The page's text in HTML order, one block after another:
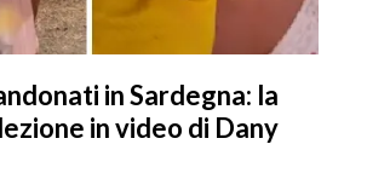
in Sardegna: la
in video di Dany